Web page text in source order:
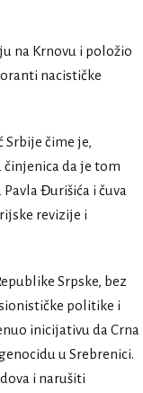
na Krnovu i položio
nacističke
Srbije čime je,
činjenica da je tom
Đurišića i čuva
revizije i
Srpske, bez
politike i
inicijativu da Crna
u Srebrenici.
i narušiti